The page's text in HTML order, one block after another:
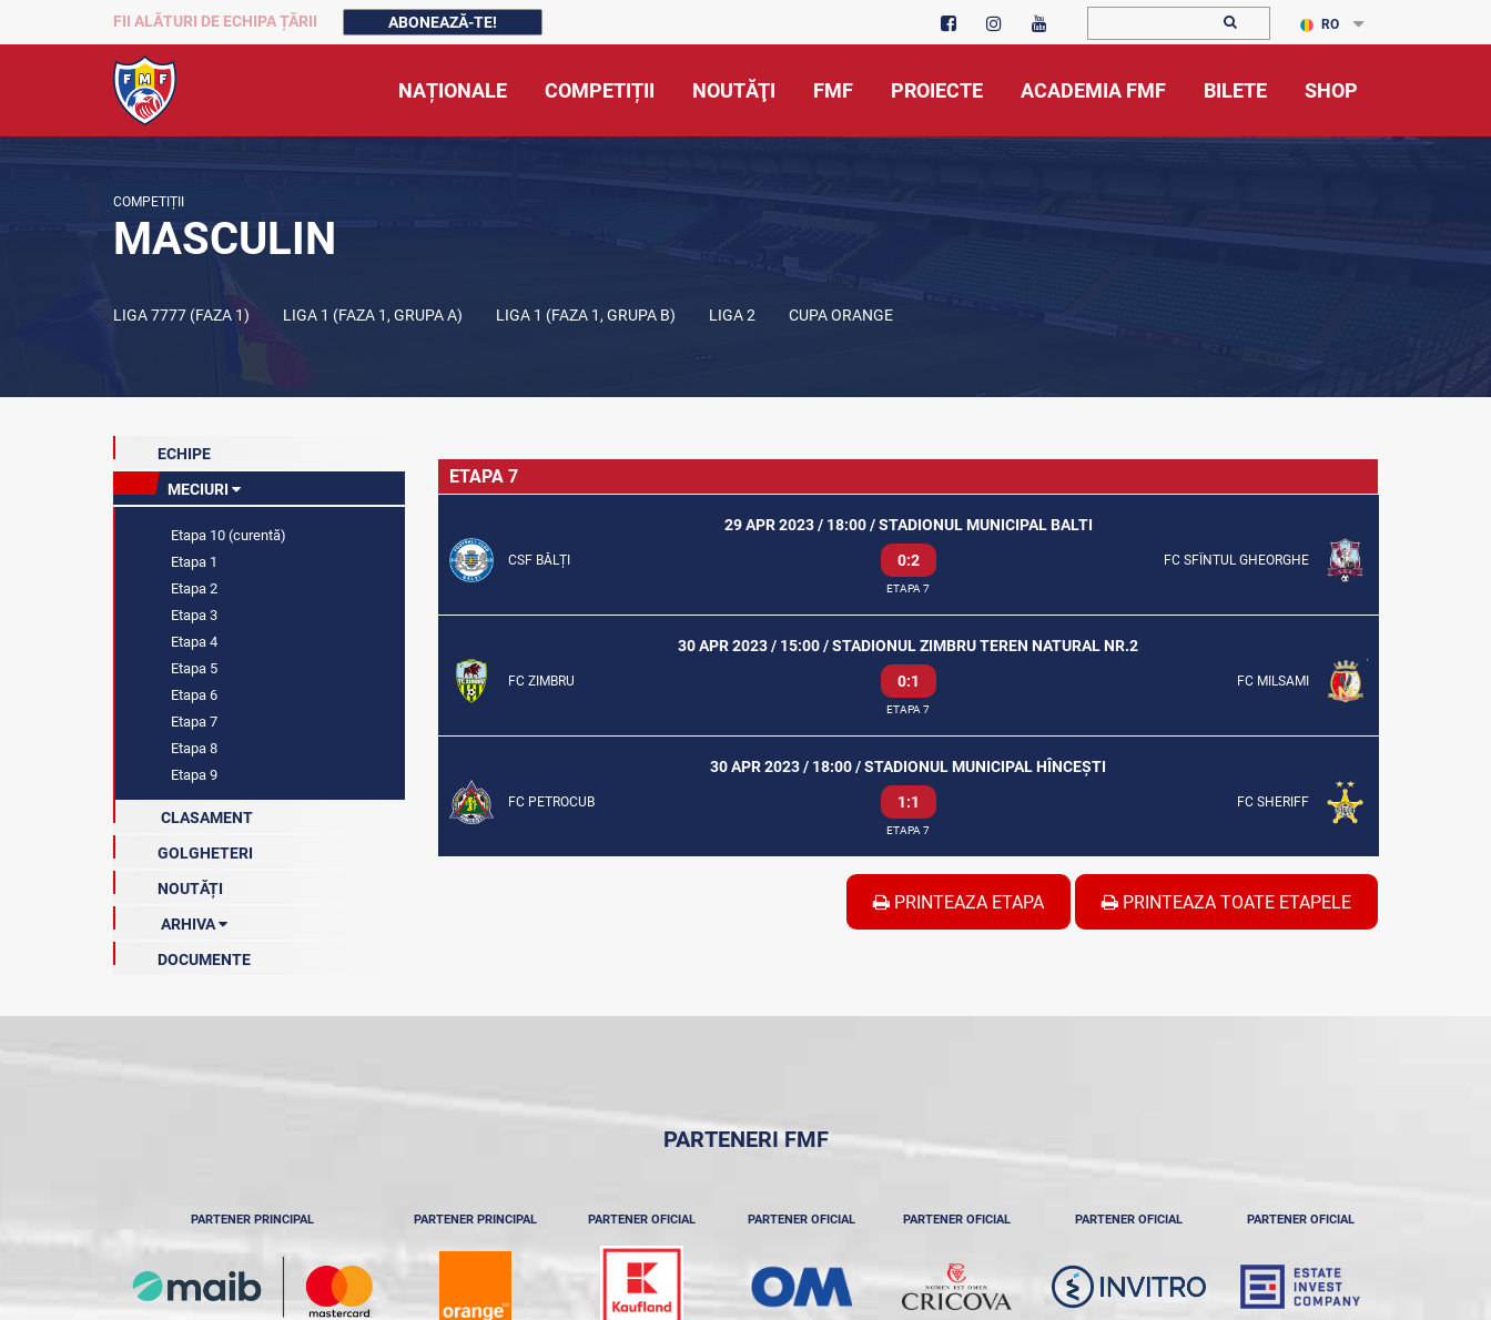
FII ALĂTURI DE ECHIPA ȚĂRII ABONEAZĂ-TE! RO
NAȚIONALE COMPETIȚII NOUTĂŢI FMF PROIECTE ACADEMIA FMF BILETE SHOP
COMPETIȚII
MASCULIN
LIGA 7777 (FAZA 1) LIGA 1 (FAZA 1, GRUPA A) LIGA 1 (FAZA 1, GRUPA B) LIGA 2 CUPA ORANGE
ECHIPE
MECIURI
Etapa 10 (curentă)
Etapa 1
Etapa 2
Etapa 3
Etapa 4
Etapa 5
Etapa 6
Etapa 7
Etapa 8
Etapa 9
CLASAMENT
GOLGHETERI
NOUTĂȚI
ARHIVA
Arhiva clasamentelor
DOCUMENTE
ETAPA 7
29 APR 2023 / 18:00 / STADIONUL MUNICIPAL BALTI
CSF BĂLȚI 0:2 FC SFÎNTUL GHEORGHE
ETAPA 7
30 APR 2023 / 15:00 / STADIONUL ZIMBRU TEREN NATURAL NR.2
FC ZIMBRU 0:1 FC MILSAMI
ETAPA 7
30 APR 2023 / 18:00 / STADIONUL MUNICIPAL HÎNCEȘTI
FC PETROCUB 1:1 FC SHERIFF
ETAPA 7
PRINTEAZA ETAPA PRINTEAZA TOATE ETAPELE
PARTENERI FMF
PARTENER PRINCIPAL PARTENER PRINCIPAL PARTENER OFICIAL PARTENER OFICIAL PARTENER OFICIAL PARTENER OFICIAL PARTENER OFICIAL